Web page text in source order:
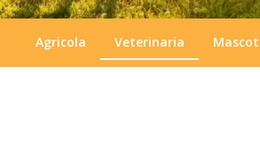
Agricola Veterinaria